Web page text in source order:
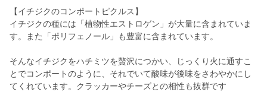
【イチジクのコンポートピクルス】
イチジクの種には「植物性エストロゲン」が大量に含まれていま
す。また「ポリフェノール」も豊富に含まれています。
そんなイチジクをハチミツを贅沢につかい、じっくり火に通すこ
とでコンポートのように、それでいて酸味が後味をさわやかにし
てくれています。クラッカーやチーズとの相性も抜群です